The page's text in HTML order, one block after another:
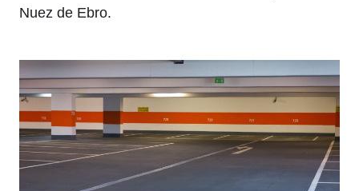
Nuez de Ebro.